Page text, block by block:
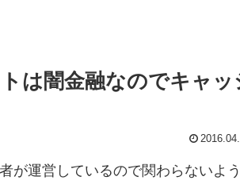
は闇金融なのでキャッ
が運営しているので関わらないよ